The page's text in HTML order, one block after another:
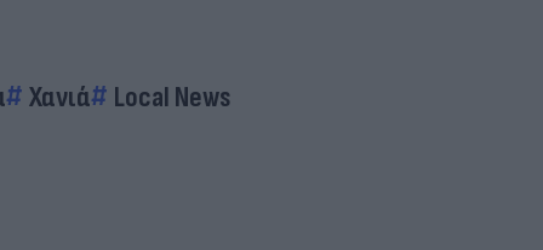
Χανιά Local News